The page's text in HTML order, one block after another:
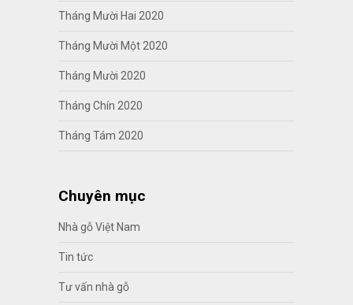
Tháng Mười Hai 2020
Tháng Mười Một 2020
Tháng Mười 2020
Tháng Chín 2020
Tháng Tám 2020
Chuyên mục
Nhà gỗ Việt Nam
Tin tức
Tư vấn nhà gỗ